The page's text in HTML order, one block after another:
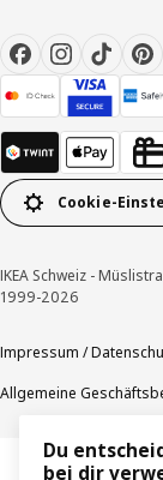
Cookie-
IKEA Schweiz -
1999-2026
Impressum /
Allgemeine
Du
bei dir